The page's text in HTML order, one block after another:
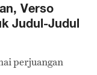
Verso
Judul-Judul
perjuangan